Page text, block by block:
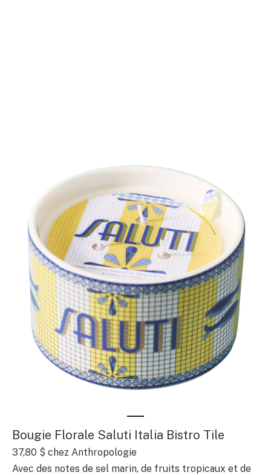
Bougie Florale Saluti Italia Bistro Tile
37,80 $ chez Anthropologie
Avec des notes de sel marin, de fruits tropicaux et de